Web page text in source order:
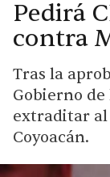
Pedirá
contra
Tras la
Gobierno
extraditar al
Coyoacán.